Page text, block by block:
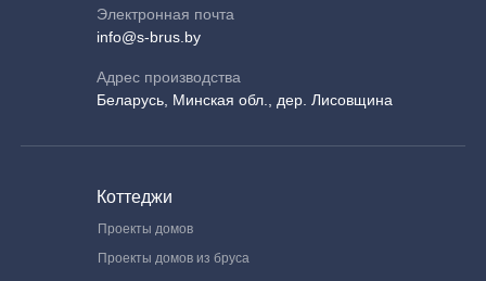
Электронная почта
info@s-brus.by
Адрес производства
Беларусь, Минская обл., дер. Лисовщина
Коттеджи
Проекты домов
Проекты домов из бруса